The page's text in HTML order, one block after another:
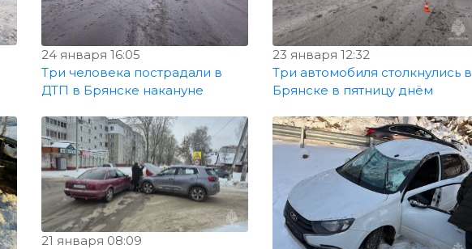
24 января 16:05
Три человека пострадали в
ДТП в Брянске накануне
23 января 12:32
Три автомобиля столкнулись в
Брянске в пятницу днём
21 января 08:09